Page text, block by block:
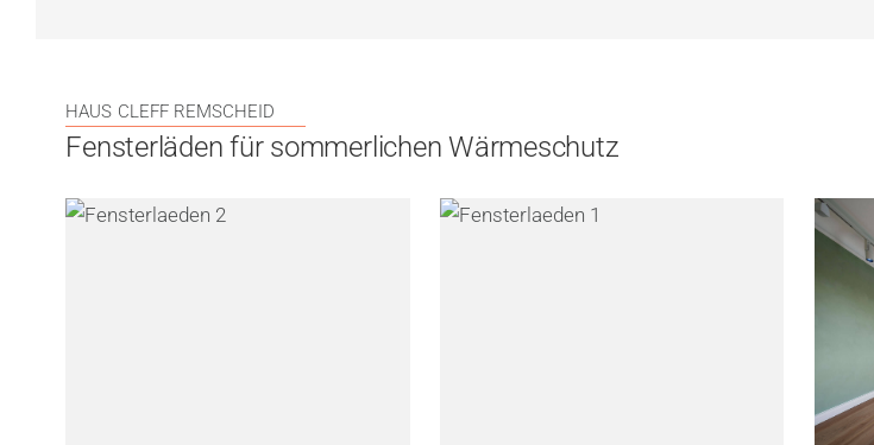
HAUS CLEFF REMSCHEID
Fensterläden für sommerlichen Wärmeschutz